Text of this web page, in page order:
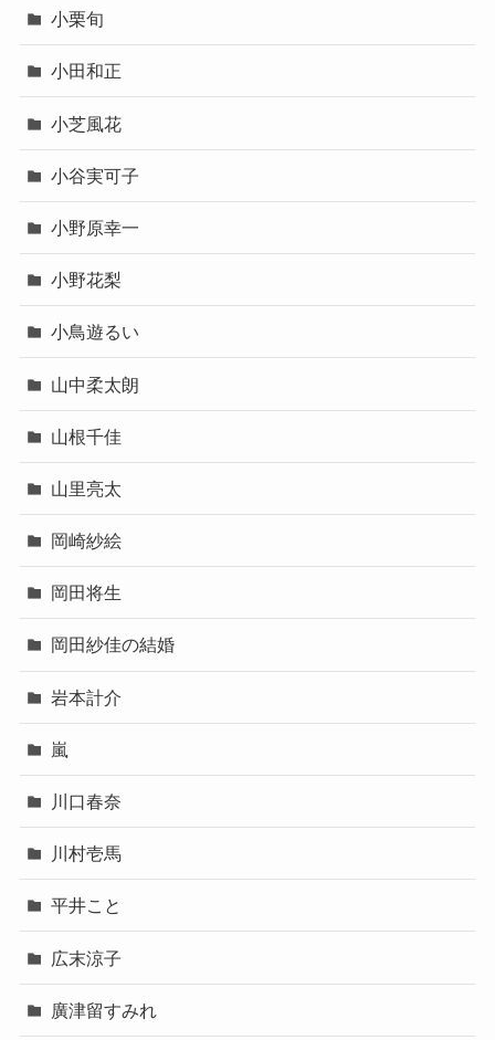
小栗旬
小田和正
小芝風花
小谷実可子
小野原幸一
小野花梨
小鳥遊るい
山中柔太朗
山根千佳
山里亮太
岡崎紗絵
岡田将生
岡田紗佳の結婚
岩本計介
嵐
川口春奈
川村壱馬
平井こと
広末涼子
廣津留すみれ